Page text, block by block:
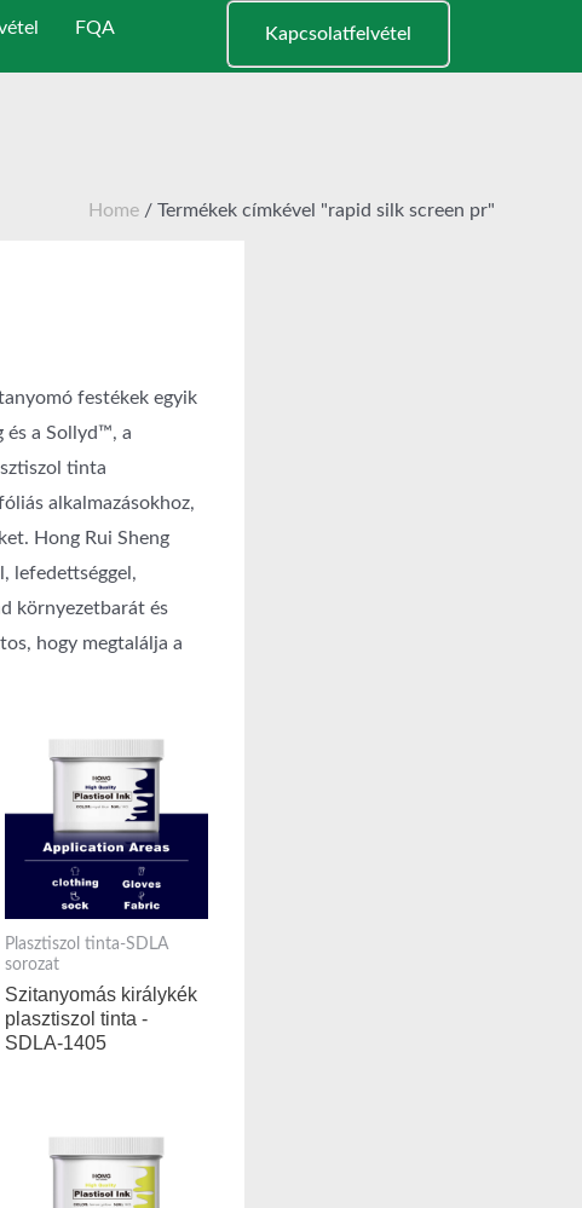
FQA Kapcsolatfelvétel
Home / Termékek címkével "rapid silk screen pr"
festékek egyik
és a Sollyd™, a
tinta
alkalmazásokhoz,
Hong Rui Sheng
lefedettséggel,
környezetbarát és
hogy megtalálja a
Plasztiszol tinta-SDLA
sorozat
Szitanyomás királykék
plasztiszol tinta -
SDLA-1405